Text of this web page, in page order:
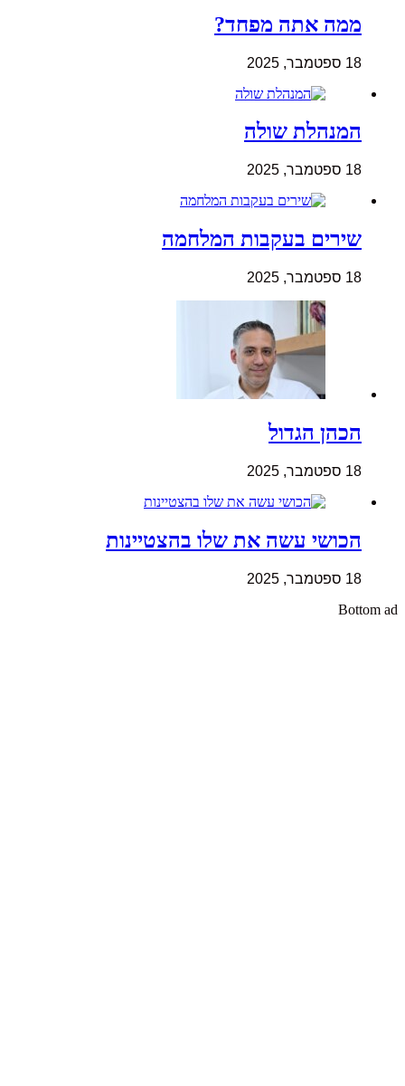
ממה אתה מפחד?
18 ספטמבר, 2025
המנהלת שולה
18 ספטמבר, 2025
שירים בעקבות המלחמה
18 ספטמבר, 2025
הכהן הגדול
18 ספטמבר, 2025
הכושי עשה את שלו בהצטיינות
18 ספטמבר, 2025
Bottom ad